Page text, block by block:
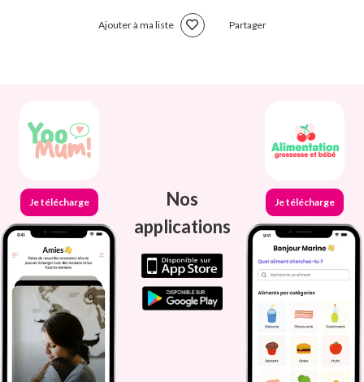
Ajouter à ma liste Partager
Je télécharge
Nos
applications
Je télécharge